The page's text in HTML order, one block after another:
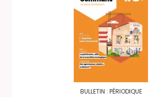
BULLETIN : PÉRIODIQUE